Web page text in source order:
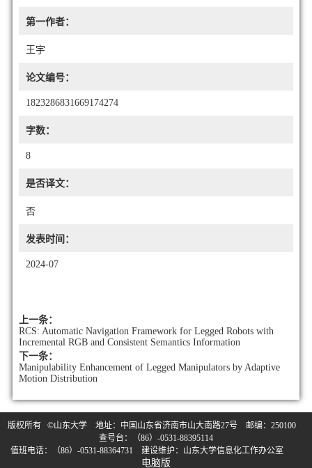
第一作者：
王宇
论文编号：
1823286831669174274
字数：
8
是否译文：
否
发表时间：
2024-07
上一条：
RCS: Automatic Navigation Framework for Legged Robots with
Incremental RGB and Consistent Semantics Information
下一条：
Manipulability Enhancement of Legged Manipulators by Adaptive
Motion Distribution
版权所有 ©山东大学 地址：中国山东省济南市山大南路27号 邮编：250100
查号台：（86）-0531-88395114
值班电话：（86）-0531-88364731 建设维护：山东大学信息化工作办公室
电脑版